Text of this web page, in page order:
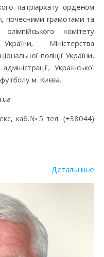
патріархату орденом
почесними грамотами та
комітету
Міністерства
поліції України,
Української
м. Києва.
каб.№5 тел. (+38044)
Детальніше